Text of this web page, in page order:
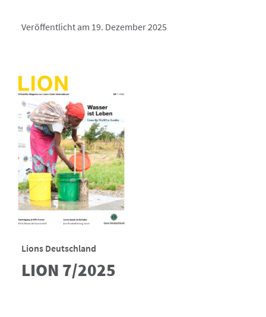
Veröffentlicht am 19. Dezember 2025
Lions Deutschland
LION 7/2025